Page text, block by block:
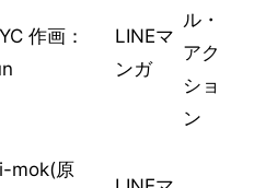
作画：
LINEマ
ンガ
ル・
アク
ショ
ン
mok(原